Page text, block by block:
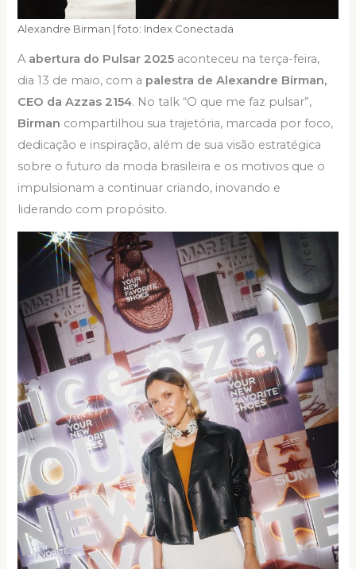
Alexandre Birman | foto: Index Conectada
A abertura do Pulsar 2025 aconteceu na terça-feira,
dia 13 de maio, com a palestra de Alexandre Birman,
CEO da Azzas 2154. No talk “O que me faz pulsar”,
Birman compartilhou sua trajetória, marcada por foco,
dedicação e inspiração, além de sua visão estratégica
sobre o futuro da moda brasileira e os motivos que o
impulsionam a continuar criando, inovando e
liderando com propósito.